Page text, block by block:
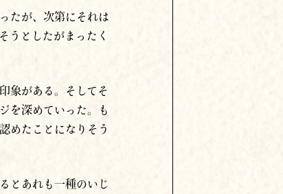
たが、次第にそれは
うとしたがまったく
象がある。そしてそ
を深めていった。も
めたことになりそう
とあれも一種のいじ